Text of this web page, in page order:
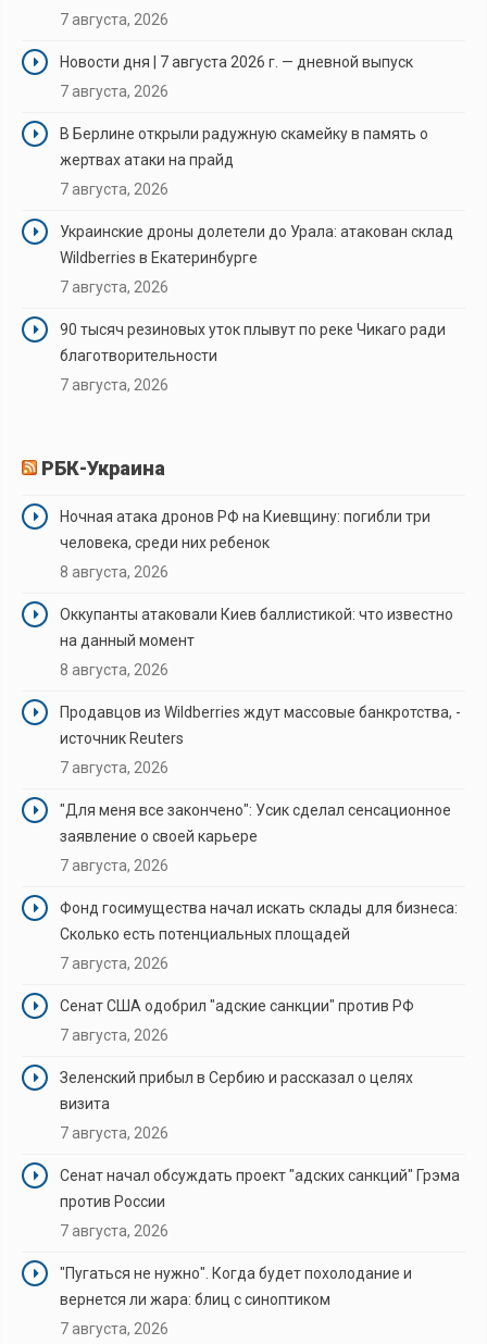
7 августа, 2026
Новости дня | 7 августа 2026 г. — дневной выпуск
7 августа, 2026
В Берлине открыли радужную скамейку в память о
жертвах атаки на прайд
7 августа, 2026
Украинские дроны долетели до Урала: атакован склад
Wildberries в Екатеринбурге
7 августа, 2026
90 тысяч резиновых уток плывут по реке Чикаго ради
благотворительности
7 августа, 2026
РБК-Украина
Ночная атака дронов РФ на Киевщину: погибли три
человека, среди них ребенок
8 августа, 2026
Оккупанты атаковали Киев баллистикой: что известно
на данный момент
8 августа, 2026
Продавцов из Wildberries ждут массовые банкротства, -
источник Reuters
7 августа, 2026
"Для меня все закончено": Усик сделал сенсационное
заявление о своей карьере
7 августа, 2026
Фонд госимущества начал искать склады для бизнеса:
Сколько есть потенциальных площадей
7 августа, 2026
Сенат США одобрил "адские санкции" против РФ
7 августа, 2026
Зеленский прибыл в Сербию и рассказал о целях
визита
7 августа, 2026
Сенат начал обсуждать проект "адских санкций" Грэма
против России
7 августа, 2026
"Пугаться не нужно". Когда будет похолодание и
вернется ли жара: блиц с синоптиком
7 августа, 2026